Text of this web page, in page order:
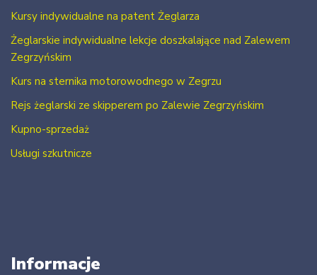
Kursy indywidualne na patent Żeglarza
Żeglarskie indywidualne lekcje doszkalające nad Zalewem
Zegrzyńskim
Kurs na sternika motorowodnego w Zegrzu
Rejs żeglarski ze skipperem po Zalewie Zegrzyńskim
Kupno-sprzedaż
Usługi szkutnicze
Informacje